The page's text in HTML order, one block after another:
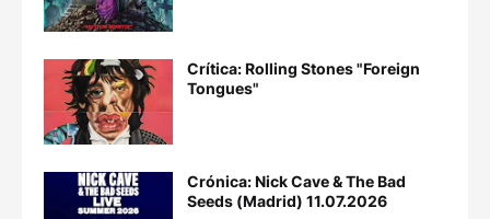
Crítica: Rolling Stones "Foreign
Tongues"
Crónica: Nick Cave & The Bad
Seeds (Madrid) 11.07.2026